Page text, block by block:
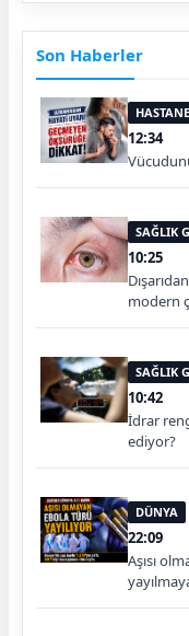
Son Haberler
12:34
SAĞLIK
10:25
modern
SAĞLIK
10:42
İdrar
ediyor?
DÜNYA
22:09
Aşısı